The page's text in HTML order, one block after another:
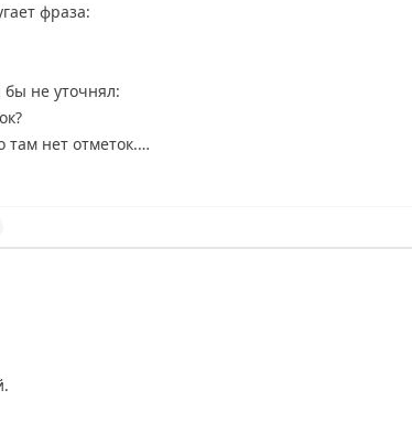
фраза:
не уточнял:
нет отметок.